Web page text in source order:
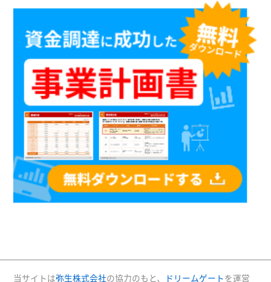
当サイトは弥生株式会社の協力のもと、 ドリームゲートを運営